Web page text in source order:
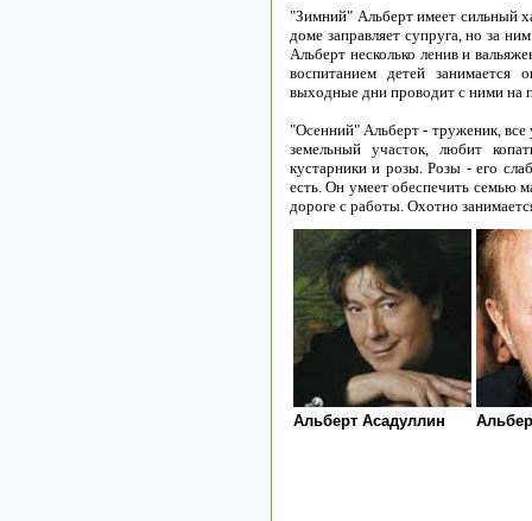
"Зимний" Альберт имеет сильный
доме заправляет супруга, но за
Альберт несколько ленив и
воспитанием детей
выходные дни проводит с ними на
"Осенний" Альберт - труженик, все
земельный участок, любит
кустарники и розы. Розы - его
есть. Он умеет обеспечить семью
дороге с работы. Охотно
Альберт Асадуллин